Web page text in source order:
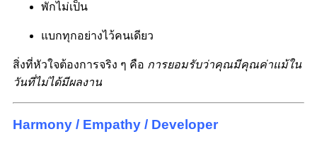
พักไม่เป็น
แบกทุกอย่างไว้คนเดียว
สิ่งที่หัวใจต้องการจริง ๆ คือ การยอมรับว่าคุณมีคุณค่าแม้ใน
วันที่ไม่ได้มีผลงาน
Harmony / Empathy / Developer